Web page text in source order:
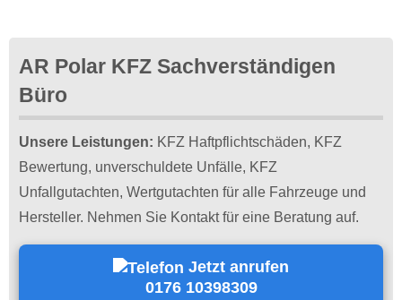
AR Polar KFZ Sachverständigen
Büro
Unsere Leistungen: KFZ Haftpflichtschäden, KFZ
Bewertung, unverschuldete Unfälle, KFZ
Unfallgutachten, Wertgutachten für alle Fahrzeuge und
Hersteller. Nehmen Sie Kontakt für eine Beratung auf.
Jetzt anrufen
0176 10398309